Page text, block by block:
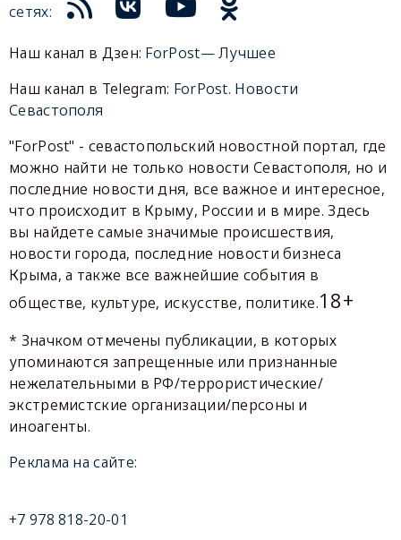
сетях:
Наш канал в Дзен: ForPost— Лучшее
Наш канал в Telegram: ForPost. Новости
Севастополя
"ForPost" - севастопольский новостной портал, где
можно найти не только новости Севастополя, но и
последние новости дня, все важное и интересное,
что происходит в Крыму, России и в мире. Здесь
вы найдете самые значимые происшествия,
новости города, последние новости бизнеса
Крыма, а также все важнейшие события в
обществе, культуре, искусстве, политике.18+
* Значком отмечены публикации, в которых
упоминаются запрещенные или признанные
нежелательными в РФ/террористические/
экстремистские организации/персоны и
иноагенты.
Реклама на сайте:
+7 978 818-20-01